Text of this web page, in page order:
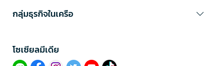
กลุ่มธุรกิจในเครือ
โซเซียลมีเดีย​